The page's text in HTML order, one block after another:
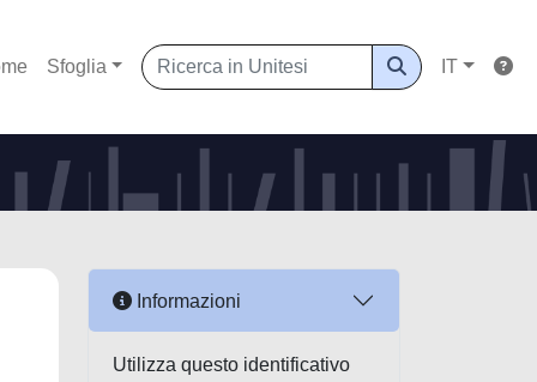
Sfoglia IT
Informazioni
Utilizza questo identificativo